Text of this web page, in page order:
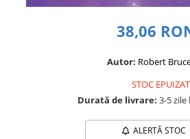
Alimentație
38,06
Autor: Robert
STOC EPUIZAT
Durată de livrare: 3-5
ALERTĂ STOC